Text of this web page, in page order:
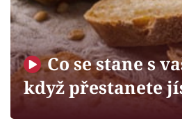
Sledujte prima+
Filmový festival
Co se stane s
když přestanete